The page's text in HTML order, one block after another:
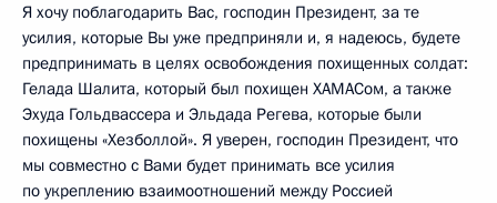
Я хочу поблагодарить Вас, господин Президент, за те
усилия, которые Вы уже предприняли и, я надеюсь, будете
предпринимать в целях освобождения похищенных солдат:
Гелада Шалита, который был похищен ХАМАСом, а также
Эхуда Гольдвассера и Эльдада Регева, которые были
похищены «Хезболлой». Я уверен, господин Президент, что
мы совместно с Вами будет принимать все усилия
по укреплению взаимоотношений между Россией